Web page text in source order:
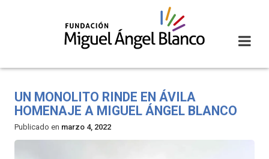
UN MONOLITO RINDE EN ÁVILA
HOMENAJE A MIGUEL ÁNGEL BLANCO
Publicado en marzo 4, 2022